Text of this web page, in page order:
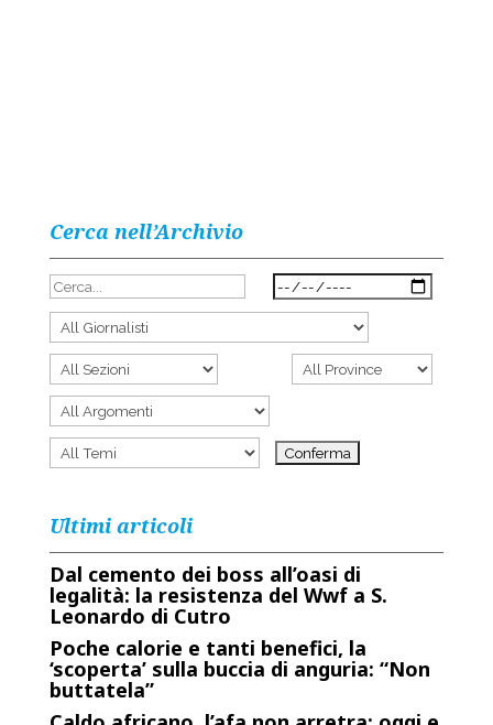
Cerca nell’Archivio
Ultimi articoli
Dal cemento dei boss all’oasi di
legalità: la resistenza del Wwf a S.
Leonardo di Cutro
Poche calorie e tanti benefici, la
‘scoperta’ sulla buccia di anguria: “Non
buttatela”